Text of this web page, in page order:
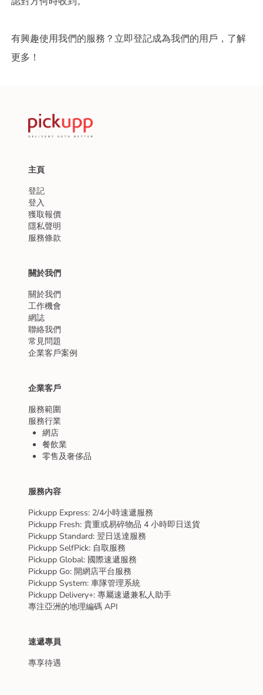
有興趣使用我們的服務？立即登記成為我們的用戶，了解
更多！
主頁
登記
登入
獲取報價
隱私聲明
服務條款
關於我們
關於我們
工作機會
網誌
聯絡我們
常見問題
企業客戶案例
企業客戶
服務範圍
服務行業
網店
餐飲業
零售及奢侈品
服務內容
Pickupp Express: 2/4小時速遞服務
Pickupp Fresh: 貴重或易碎物品 4 小時即日送貨
Pickupp Standard: 翌日送達服務
Pickupp SelfPick: 自取服務
Pickupp Global: 國際速遞服務
Pickupp Go: 開網店平台服務
Pickupp System: 車隊管理系統
Pickupp Delivery+: 專屬速遞兼私人助手
專注亞洲的地理編碼 API
速遞專員
專享待遇